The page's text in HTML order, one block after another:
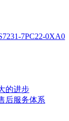
7PC22-0XA0
的进步
后服务体系